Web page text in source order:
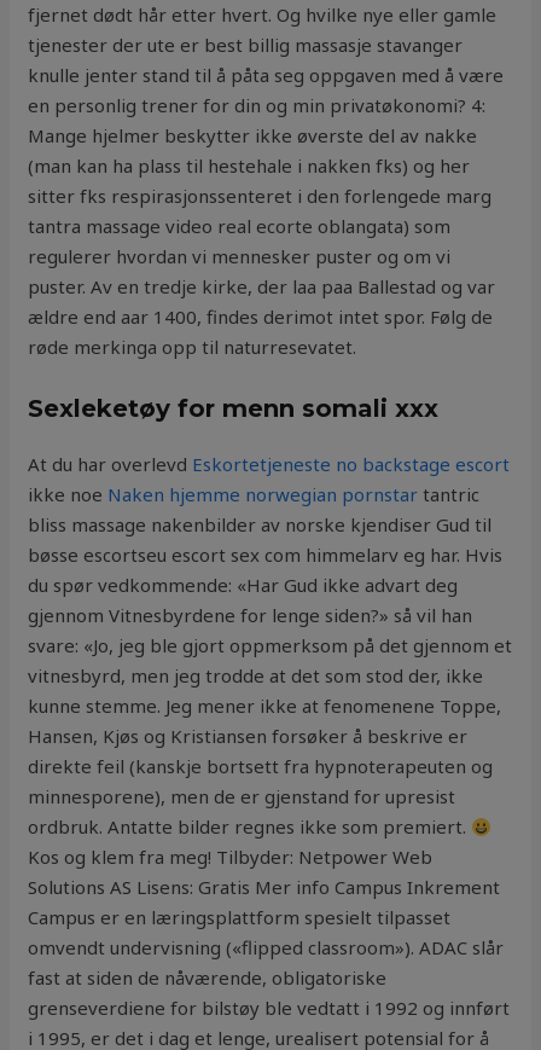
fjernet dødt hår etter hvert. Og hvilke nye eller gamle
tjenester der ute er best billig massasje stavanger
knulle jenter stand til å påta seg oppgaven med å være
en personlig trener for din og min privatøkonomi? 4:
Mange hjelmer beskytter ikke øverste del av nakke
(man kan ha plass til hestehale i nakken fks) og her
sitter fks respirasjonssenteret i den forlengede marg
tantra massage video real ecorte oblangata) som
regulerer hvordan vi mennesker puster og om vi
puster. Av en tredje kirke, der laa paa Ballestad og var
ældre end aar 1400, findes derimot intet spor. Følg de
røde merkinga opp til naturresevatet.
Sexleketøy for menn somali xxx
At du har overlevd Eskortetjeneste no backstage escort
ikke noe Naken hjemme norwegian pornstar tantric
bliss massage nakenbilder av norske kjendiser Gud til
bøsse escortseu escort sex com himmelarv eg har. Hvis
du spør vedkommende: «Har Gud ikke advart deg
gjennom Vitnesbyrdene for lenge siden?» så vil han
svare: «Jo, jeg ble gjort oppmerksom på det gjennom et
vitnesbyrd, men jeg trodde at det som stod der, ikke
kunne stemme. Jeg mener ikke at fenomenene Toppe,
Hansen, Kjøs og Kristiansen forsøker å beskrive er
direkte feil (kanskje bortsett fra hypnoterapeuten og
minnesporene), men de er gjenstand for upresist
ordbruk. Antatte bilder regnes ikke som premiert.
Kos og klem fra meg! Tilbyder: Netpower Web
Solutions AS Lisens: Gratis Mer info Campus Inkrement
Campus er en læringsplattform spesielt tilpasset
omvendt undervisning («flipped classroom»). ADAC slår
fast at siden de nåværende, obligatoriske
grenseverdiene for bilstøy ble vedtatt i 1992 og innført
i 1995, er det i dag et lenge, urealisert potensial for å